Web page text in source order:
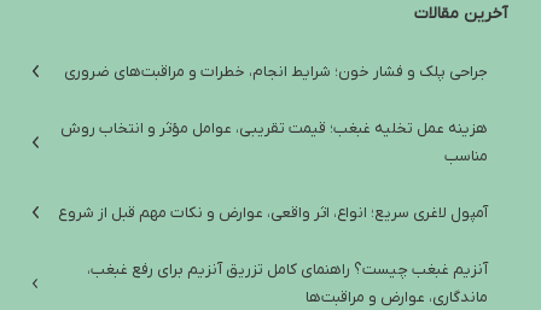
آخرین مقالات
جراحی پلک و فشار خون؛ شرایط انجام، خطرات و مراقبت‌های ضروری
هزینه عمل تخلیه غبغب؛ قیمت تقریبی، عوامل مؤثر و انتخاب روش
مناسب
آمپول لاغری سریع؛ انواع، اثر واقعی، عوارض و نکات مهم قبل از شروع
آنزیم غبغب چیست؟ راهنمای کامل تزریق آنزیم برای رفع غبغب،
ماندگاری، عوارض و مراقبت‌ها